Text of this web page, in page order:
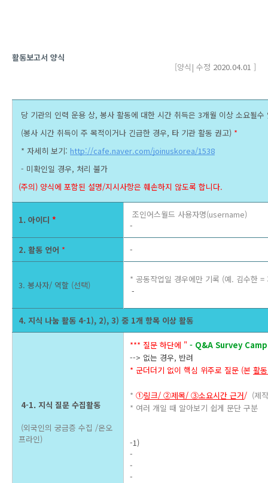
활동보고서 양식
[양식| 수정 2020.04.01 ]
당 기관의 인력 운용 상, 봉사 활동에 대한 시간 취득은 3개월 이상 소요될
(봉사 시간 취득이 주 목적이거나 긴급한 경우, 타 기관 활동 권고) *
* 자세히 보기: http://cafe.naver.com/joinuskorea/1538
- 미확인일 경우, 처리 불가
(주의) 양식에 포함된 설명/지시사항은 훼손하지 않도록 합니다.
1. 아이디 *
조인어스월드 사용자명(username)
-
2. 활동 언어 * -
3. 봉사자/ 역할 (선택)
* 공동작업일 경우에만 기록 (예. 김수한
-
4. 지식 나눔 활동 4-1), 2), 3) 중 1개 항목 이상 활동
4-1. 지식 질문 수집활동
프라인)
*** 질문 하단에 " - Q&A Survey
--> 없는 경우, 반려
* 군더더기 없이 핵심 위주로 질문 (본 활
* ①링크/ ②제목/ ③소요시간 근거/ (제
* 여러 개일 때 알아보기 쉽게 문단 구분
-1)
-
-
-